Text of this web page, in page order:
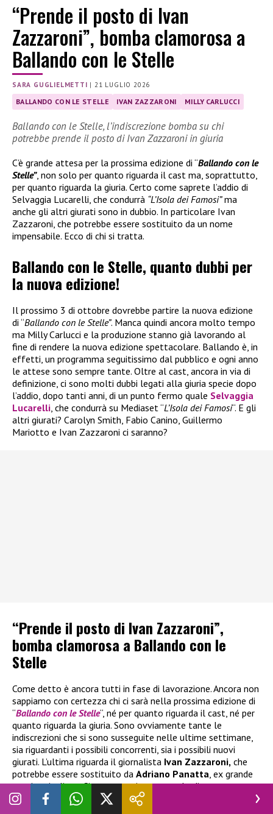
“Prende il posto di Ivan
Zazzaroni”, bomba clamorosa a
Ballando con le Stelle
SARA GUGLIELMETTI |21 LUGLIO 2026
BALLANDO CON LE STELLE IVAN ZAZZARONI MILLY CARLUCCI
Ballando con le Stelle, l’indiscrezione bomba su chi
potrebbe prende il posto di Ivan Zazzaroni in giuria
C’è grande attesa per la prossima edizione di “Ballando con le
Stelle”, non solo per quanto riguarda il cast ma, soprattutto,
per quanto riguarda la giuria. Certo come saprete l’addio di
Selvaggia Lucarelli, che condurrà “L’Isola dei Famosi”ma
anche gli altri giurati sono in dubbio. In particolare Ivan
Zazzaroni, che potrebbe essere sostituito da un nome
impensabile. Ecco di chi si tratta.
Ballando con le Stelle, quanto dubbi per
la nuova edizione!
Il prossimo 3 di ottobre dovrebbe partire la nuova edizione
di “Ballando con le Stelle”. Manca quindi ancora molto tempo
ma Milly Carlucci e la produzione stanno già lavorando al
fine di rendere la nuova edizione spettacolare. Ballando è, in
effetti, un programma seguitissimo dal pubblico e ogni anno
le attese sono sempre tante. Oltre al cast, ancora in via di
definizione, ci sono molti dubbi legati alla giuria specie dopo
l’addio, dopo tanti anni, di un punto fermo quale Selvaggia
Lucarelli, che condurrà su Mediaset “L’Isola dei Famosi“. E gli
altri giurati? Carolyn Smith, Fabio Canino, Guillermo
Mariotto e Ivan Zazzaroni ci saranno?
“Prende il posto di Ivan Zazzaroni”,
bomba clamorosa a Ballando con le
Stelle
Come detto è ancora tutti in fase di lavorazione. Ancora non
sappiamo con certezza chi ci sarà nella prossima edizione di
“Ballando con le Stelle“, né per quanto riguarda il cast, né per
quanto riguarda la giuria. Sono ovviamente tante le
indiscrezioni che si sono susseguite nelle ultime settimane,
sia riguardanti i possibili concorrenti, sia i possibili nuovi
giurati. L’ultima riguarda il giornalista Ivan Zazzaroni, che
potrebbe essere sostituito da Adriano Panatta , ex grande
tennista italiano. Si tratta ovviamente solo di una
indiscrezione in quanto, tempo fa, lo stesso Zazzaroni aveva
confermato la sua presenza al dance show Rai durante una